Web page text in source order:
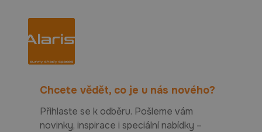
Chcete vědět, co je u nás nového?
Přihlaste se k odběru. Pošleme vám
novinky, inspirace i speciální nabídky –